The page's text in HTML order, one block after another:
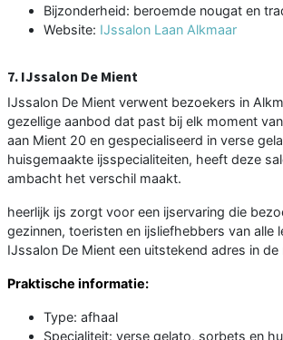
Bijzonderheid: beroemde nougat en
Website: IJssalon Laan Alkmaar
7. IJssalon De Mient
IJssalon De Mient verwent bezoekers in
gezellige aanbod dat past bij elk moment
aan Mient 20 en gespecialiseerd in verse
huisgemaakte ijsspecialiteiten, heeft deze
ambacht het verschil maakt.
heerlijk ijs zorgt voor een ijservaring die
gezinnen, toeristen en ijsliefhebbers van alle
IJssalon De Mient een uitstekend adres in de
Praktische informatie:
Type: afhaal
Specialiteit: verse gelato, sorbets en